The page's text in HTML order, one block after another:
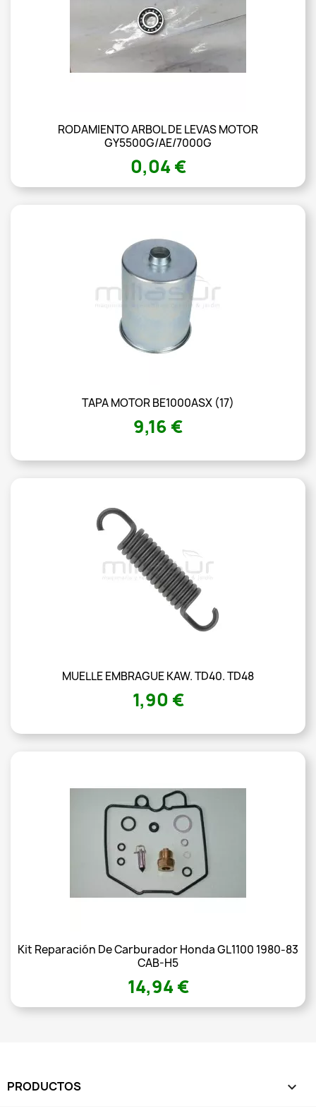
RODAMIENTO ARBOL DE LEVAS MOTOR
GY5500G/AE/7000G
0,04 €
TAPA MOTOR BE1000ASX (17)
9,16 €
MUELLE EMBRAGUE KAW. TD40. TD48
1,90 €
Kit Reparación De Carburador Honda GL1100 1980-83
CAB-H5
14,94 €
PRODUCTOS 